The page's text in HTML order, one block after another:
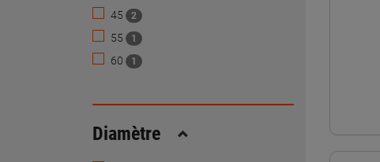
45 2
55 1
60 1
Diamètre Replier